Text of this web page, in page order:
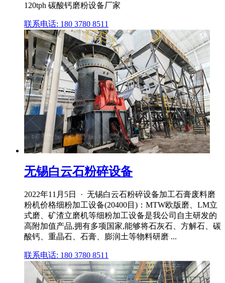
120tph 碳酸钙磨粉设备厂家
联系电话: 180 3780 8511
无锡白云石粉碎设备
2022年11月5日 · 无锡白云石粉碎设备加工石膏废料磨
粉机价格细粉加工设备(20400目)：MTW欧版磨、LM立
式磨、矿渣立磨机等细粉加工设备是我公司自主研发的
高附加值产品,拥有多项国家,能够将石灰石、方解石、碳
酸钙、重晶石、石膏、膨润土等物料研磨 ...
联系电话: 180 3780 8511